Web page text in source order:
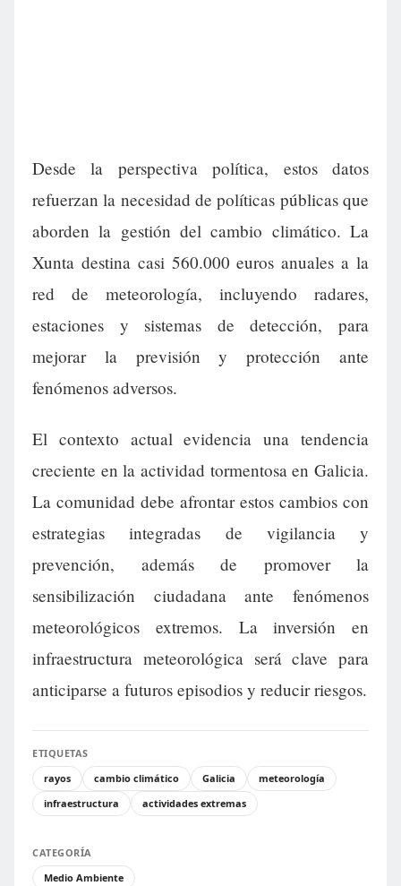
Desde la perspectiva política, estos datos
refuerzan la necesidad de políticas públicas que
aborden la gestión del cambio climático. La
Xunta destina casi 560.000 euros anuales a la
red de meteorología, incluyendo radares,
estaciones y sistemas de detección, para
mejorar la previsión y protección ante
fenómenos adversos.
El contexto actual evidencia una tendencia
creciente en la actividad tormentosa en Galicia.
La comunidad debe afrontar estos cambios con
estrategias integradas de vigilancia y
prevención, además de promover la
sensibilización ciudadana ante fenómenos
meteorológicos extremos. La inversión en
infraestructura meteorológica será clave para
anticiparse a futuros episodios y reducir riesgos.
ETIQUETAS
rayos
cambio climático Galicia
meteorología
infraestructura
actividades extremas
CATEGORÍA
Medio Ambiente